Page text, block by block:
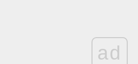
ad